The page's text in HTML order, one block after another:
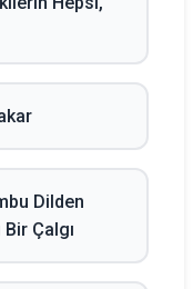
Dilden
Bir Çalgı